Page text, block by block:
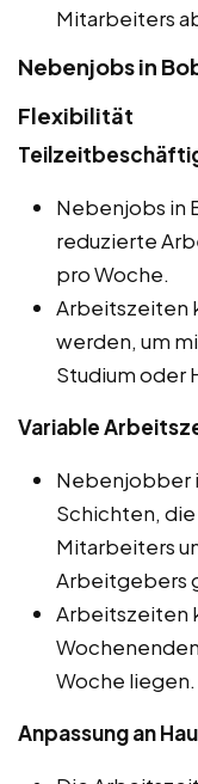
Mitarbeiters
Nebenjobs in
Flexibilität
Nebenjobs in
reduzierte
pro Woche.
Arbeitszeiten
werden, um
Studium oder
Variable
Nebenjobber
Schichten,
Mitarbeiters
Arbeitgebers
Arbeitszeiten
Woche liegen.
Anpassung an